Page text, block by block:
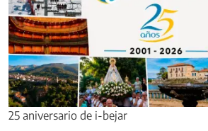
25 aniversario de i-bejar